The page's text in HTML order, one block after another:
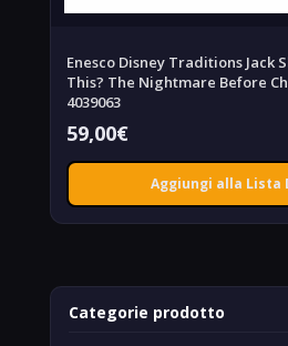
Enesco Disney Traditions Jack
This? The Nightmare Before
4039063
59,00€
Aggiungi alla Lista
Categorie prodotto